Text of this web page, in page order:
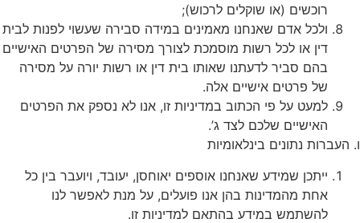
רוכשים (או שוקלים לרכוש);
ולכל אדם שאנחנו מאמינים במידה סבירה שעשוי לפנות לבית
דין או לכל רשות מוסמכת לצורך מסירה של הפרטים האישיים
בהם סביר לדעתנו שאותו בית דין או רשות יורה על מסירה
של פרטים אישיים אלה.
למעט על פי הכתוב במדיניות זו, אנו לא נספק את הפרטים
האישיים שלכם לצד ג’.
ו. העברות נתונים בינלאומיות
ייתכן שמידע שאנחנו אוספים יאוחסן, יעובד, ויועבר בין כל
אחת מהמדינות בהן אנו פועלים, על מנת לאפשר לנו
להשתמש במידע בהתאם למדיניות זו.